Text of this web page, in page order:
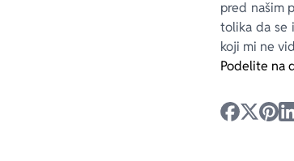
pred na­šim
to­li­ka da se
ko­ji mi ne
Podelite na